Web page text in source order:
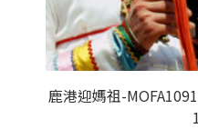
鹿港迎媽祖-